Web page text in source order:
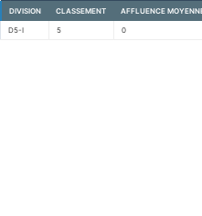
DIVISION CLASSEMENT AFFLUENCE
D5-I 5 0